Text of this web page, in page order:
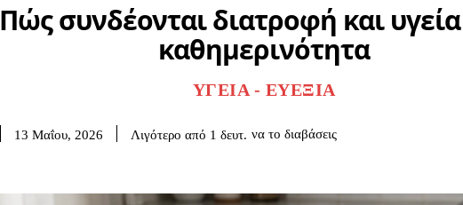
Πώς συνδέονται διατροφή και
καθημερινότητα
ΥΓΕΊΑ - ΕΥΕΞΊΑ
13 Μαΐου, 2026 Λιγότερο από 1 δευτ. να το διαβάσεις